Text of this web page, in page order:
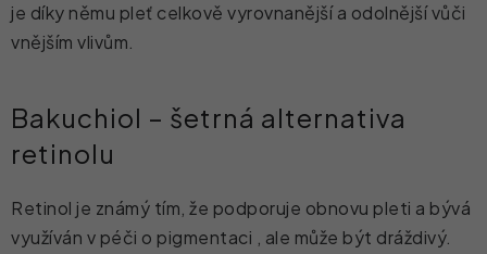
je díky němu pleť celkově vyrovnanější a odolnější vůči
vnějším vlivům.
Bakuchiol – šetrná alternativa
retinolu
Retinol je známý tím, že podporuje obnovu pleti a bývá
využíván v péči o pigmentaci , ale může být dráždivý.